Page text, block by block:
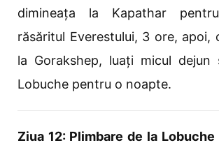
dimineața la Kapathar
răsăritul Everestului, 3 ore, apoi,
la Gorakshep, luați micul dejun
Lobuche pentru o noapte.
Ziua 12: Plimbare de la